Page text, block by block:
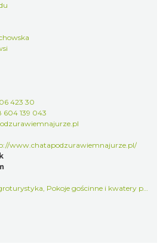
423 30
604 139 043
www.chatapodzurawiemnajurze.pl/
, Pokoje gościnne i kwatery prywatne